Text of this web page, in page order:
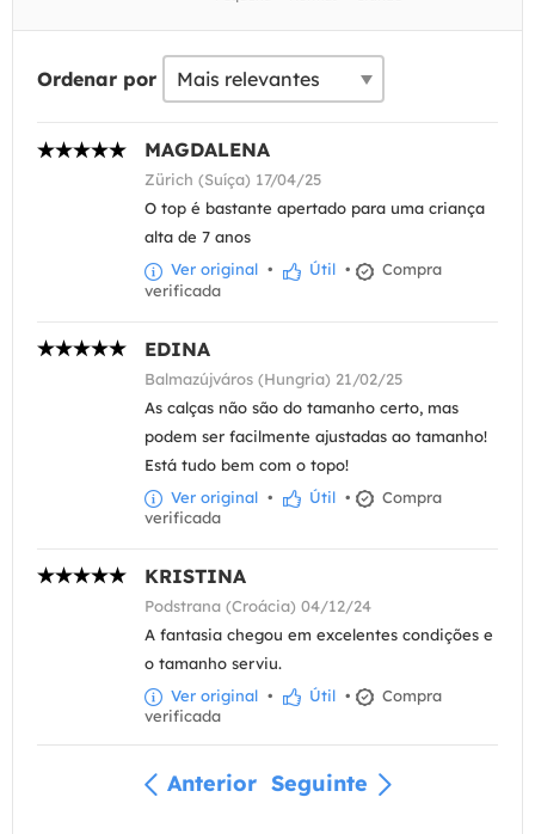
Ordenar por
MAGDALENA
Zürich (Suíça) 17/04/25
O top é bastante apertado para uma criança
alta de 7 anos
Ver original • Útil •
Compra
verificada
EDINA
Balmazújváros (Hungria) 21/02/25
As calças não são do tamanho certo, mas
podem ser facilmente ajustadas ao tamanho!
Está tudo bem com o topo!
Ver original • Útil •
Compra
verificada
KRISTINA
Podstrana (Croácia) 04/12/24
A fantasia chegou em excelentes condições e
o tamanho serviu.
Ver original • Útil •
Compra
verificada
Anterior Seguinte